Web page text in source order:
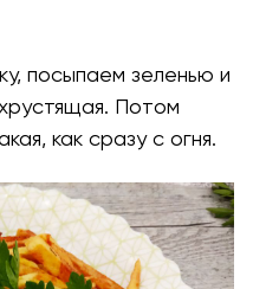
посыпаем зеленью и
Потом
как сразу с огня.